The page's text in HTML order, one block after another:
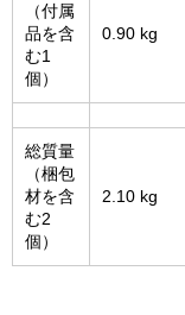
（付属
品を含
む1
個）
0.90 kg
総質量
（梱包
材を含
む2
個）
2.10 kg